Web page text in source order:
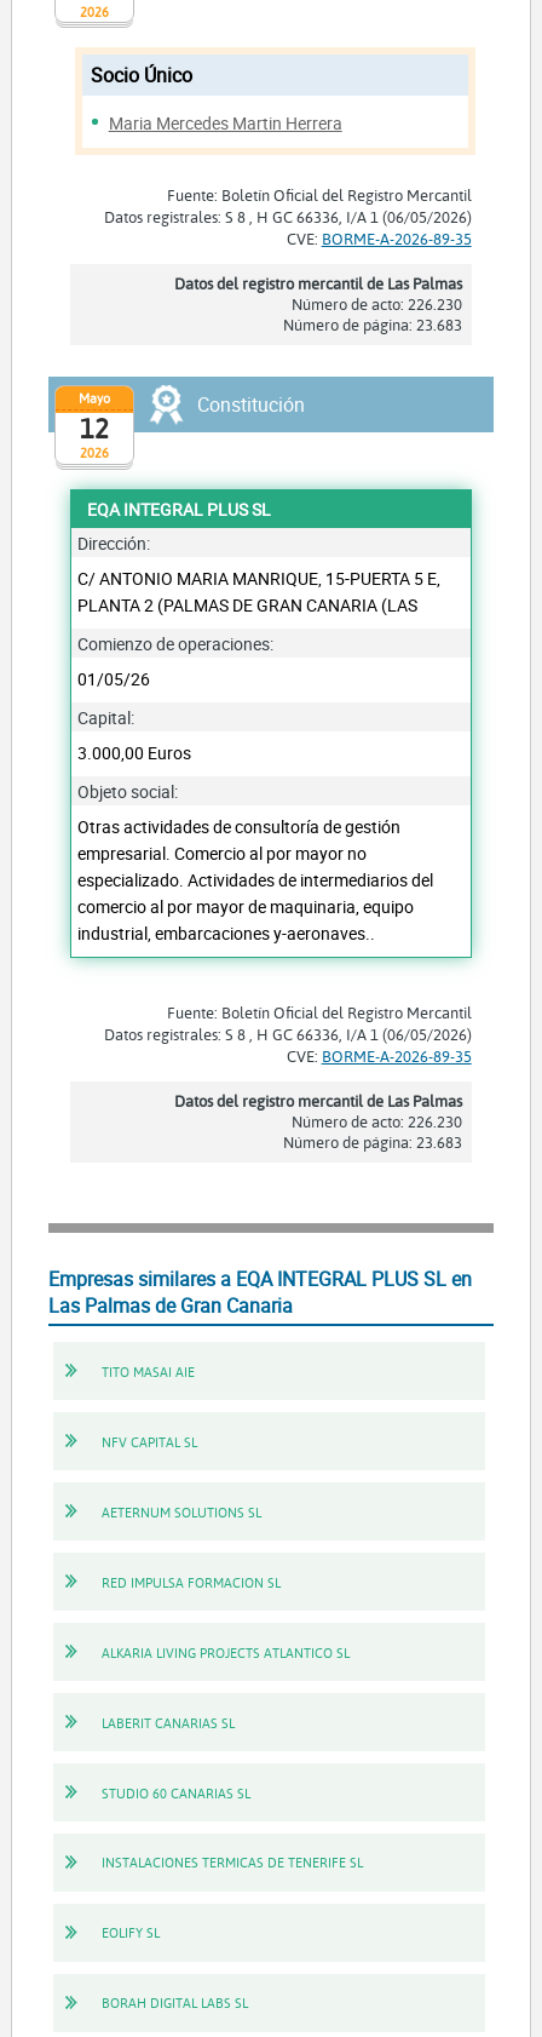
2026
Socio Único
Maria Mercedes Martin Herrera
Fuente: Boletín Oficial del Registro Mercantil
Datos registrales: S 8 , H GC 66336, I/A 1 (06/05/2026)
CVE: BORME-A-2026-89-35
Datos del registro mercantil de Las Palmas
Número de acto: 226.230
Número de página: 23.683
2026
Mayo
12
Constitución
EQA INTEGRAL PLUS SL
Dirección:
C/ ANTONIO MARIA MANRIQUE, 15-PUERTA 5 E,
PLANTA 2 (PALMAS DE GRAN CANARIA (LAS
Comienzo de operaciones:
01/05/26
Capital:
3.000,00 Euros
Objeto social:
Otras actividades de consultoría de gestión
empresarial. Comercio al por mayor no
especializado. Actividades de intermediarios del
comercio al por mayor de maquinaria, equipo
industrial, embarcaciones y-aeronaves..
Fuente: Boletín Oficial del Registro Mercantil
Datos registrales: S 8 , H GC 66336, I/A 1 (06/05/2026)
CVE: BORME-A-2026-89-35
Datos del registro mercantil de Las Palmas
Número de acto: 226.230
Número de página: 23.683
Empresas similares a EQA INTEGRAL PLUS SL en
Las Palmas de Gran Canaria
TITO MASAI AIE
NFV CAPITAL SL
AETERNUM SOLUTIONS SL
RED IMPULSA FORMACION SL
ALKARIA LIVING PROJECTS ATLANTICO SL
LABERIT CANARIAS SL
STUDIO 60 CANARIAS SL
INSTALACIONES TERMICAS DE TENERIFE SL
EOLIFY SL
BORAH DIGITAL LABS SL